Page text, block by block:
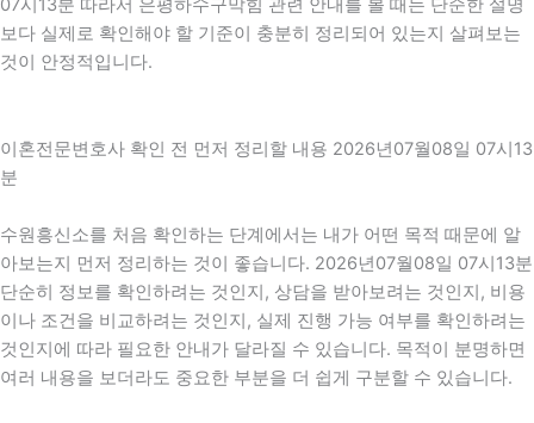
보다 실제로 확인해야 할 기준이 충분히 정리되어 있는지 살펴보는
것이 안정적입니다.
이혼전문변호사 확인 전 먼저 정리할 내용 2026년07월08일 07시13
분
수원흥신소를 처음 확인하는 단계에서는 내가 어떤 목적 때문에 알
아보는지 먼저 정리하는 것이 좋습니다. 2026년07월08일 07시13분
단순히 정보를 확인하려는 것인지, 상담을 받아보려는 것인지, 비용
이나 조건을 비교하려는 것인지, 실제 진행 가능 여부를 확인하려는
것인지에 따라 필요한 안내가 달라질 수 있습니다. 목적이 분명하면
여러 내용을 보더라도 중요한 부분을 더 쉽게 구분할 수 있습니다.